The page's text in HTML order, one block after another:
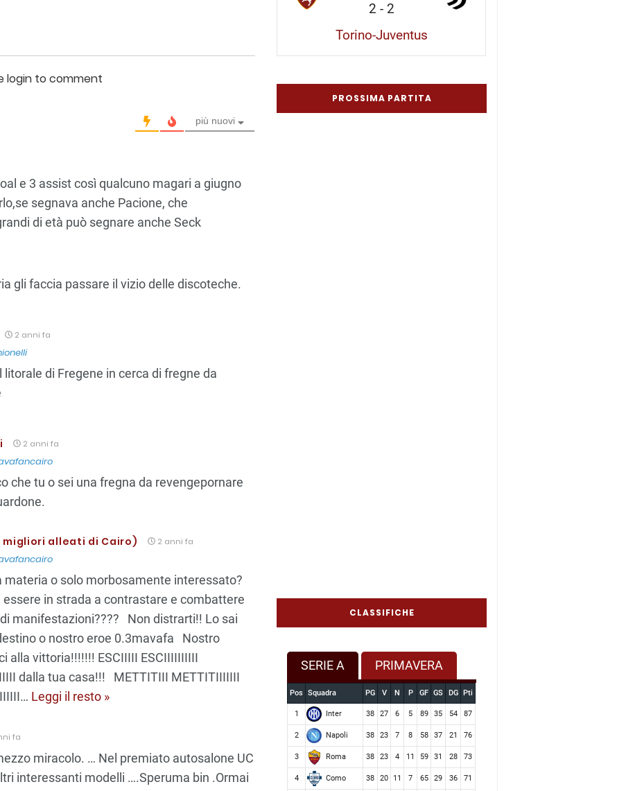
login to comment
più nuovi
e 3 assist così qualcuno magari a giugno
segnava anche Pacione, che
di età può segnare anche Seck
gli faccia passare il vizio delle discoteche.
2 anni fa
di Fregene in cerca di fregne da
2 anni fa
che tu o sei una fregna da revengepornare
migliori alleati di Cairo) 2 anni fa
materia o solo morbosamente interessato?
essere in strada a contrastare e combattere
manifestazioni???? Non distrarti!! Lo sai
o nostro eroe 0.3mavafa Nostro
alla vittoria!!!!!!! ESCIIIII ESCIIIIIIIIII
dalla tua casa!!! METTITIII METTITIIIIIII
… Leggi il resto »
fa
miracolo. … Nel premiato autosalone UC
interessanti modelli ….Speruma bin .Ormai
2 - 2
Torino-Juventus
PROSSIMA PARTITA
CLASSIFICHE
SERIE A PRIMAVERA
Pos Squadra PG V N P GF GS DG Pti
1 Inter 38 27 6 5 89 35 54 87
2 Napoli 38 23 7 8 58 37 21 76
3 Roma 38 23 4 11 59 31 28 73
4 Como 38 20 11 7 65 29 36 71